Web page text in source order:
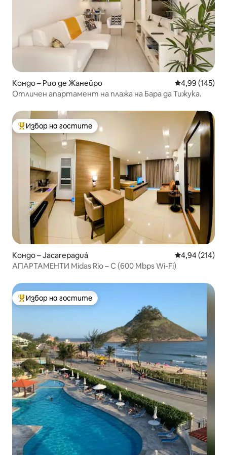
Кондо – Рио де Жанейро Средна
4,99 (145)
Отличен апартамент на плажа на Бара да Тижука.
Най-популярен избор на гостите
Избор на гостите
Кондо – Jacarepaguá Средна
4,94 (214)
АПАРТАМЕНТИ Midas Rio – C (600 Mbps Wi-Fi)
Най-популярен избор на гостите
Избор на гостите